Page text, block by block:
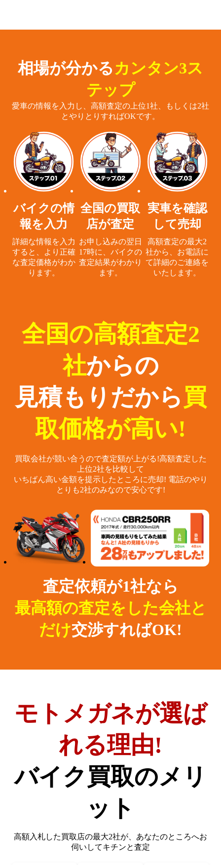
相場が分かる カンタン3ス
テップ
愛車の情報を入力し、高額査定の上位1社、もしくは2社
とやりとりすればOKです。
バイクの情
報を入力
詳細な情報を入力
すると、
より正確
な査定価格がわか
ります。
全国の買取
店が査定
お申し込みの翌日
17時に、 バイクの
査定結果がわかり
ます。
実車を確認
して売却
高額査定の最大2
社から、 お電話に
て詳細のご連絡を
いたします。
全国の高額査定2
社からの
見積もりだから 買
取価格が高い!
買取会社が競い合うので査定額が上がる!高額査定した
上位2社を比較して
いちばん高い金額を提示したところに売却! 電話のやり
とりも2社のみなので安心です!
査定依頼が1社なら
最高額の査定をした会社と
だけ交渉すればOK!
モトメガネが選ば
れる理由!
バイク買取のメリ
ット
高額入札した買取店の最大2社が、 あなたのところへお
伺いしてキチンと査定